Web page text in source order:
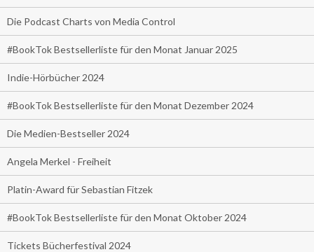
Die Podcast Charts von Media Control
#BookTok Bestsellerliste für den Monat Januar 2025
Indie-Hörbücher 2024
#BookTok Bestsellerliste für den Monat Dezember 2024
Die Medien-Bestseller 2024
Angela Merkel - Freiheit
Platin-Award für Sebastian Fitzek
#BookTok Bestsellerliste für den Monat Oktober 2024
Tickets Bücherfestival 2024